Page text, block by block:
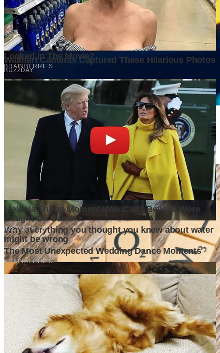
Kota-Kota yang Diprediksi Akan Berkembang dalam 10 Tahun
ke Depan, Siapa yang Paling Siap Menjadi Mesin Ekonomi
5 days ago